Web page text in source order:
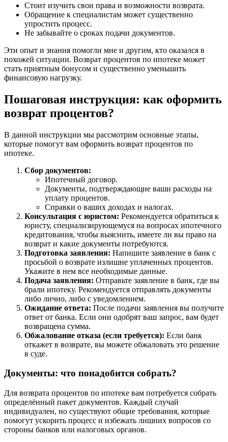
Стоит изучить свои права и возможности возврата.
Обращение к специалистам может существенно
упростить процесс.
Не забывайте о сроках подачи документов.
Эти опыт и знания помогли мне и другим, кто оказался в
похожей ситуации. Возврат процентов по ипотеке может
стать приятным бонусом и существенно уменьшить
финансовую нагрузку.
Пошаговая инструкция: как оформить
возврат процентов?
В данной инструкции мы рассмотрим основные этапы,
которые помогут вам оформить возврат процентов по
ипотеке.
Сбор документов:
Ипотечный договор.
Документы, подтверждающие ваши расходы на
уплату процентов.
Справки о ваших доходах и налогах.
Консультация с юристом: Рекомендуется обратиться к
юристу, специализирующемуся на вопросах ипотечного
кредитования, чтобы выяснить, имеете ли вы право на
возврат и какие документы потребуются.
Подготовка заявления: Напишите заявление в банк с
просьбой о возврате излишне уплаченных процентов.
Укажите в нем все необходимые данные.
Подача заявления: Отправьте заявление в банк, где вы
брали ипотеку. Рекомендуется отправлять документы
либо лично, либо с уведомлением.
Ожидание ответа: После подачи заявления вы получите
ответ от банка. Если они одобрят ваш запрос, вам будет
возвращена сумма.
Обжалование отказа (если требуется): Если банк
откажет в возврате, вы можете обжаловать это решение
в суде.
Документы: что понадобится собрать?
Для возврата процентов по ипотеке вам потребуется собрать
определённый пакет документов. Каждый случай
индивидуален, но существуют общие требования, которые
помогут ускорить процесс и избежать лишних вопросов со
стороны банков или налоговых органов.